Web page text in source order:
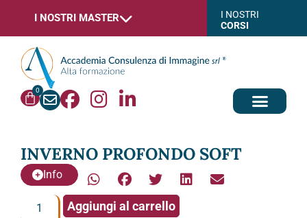
I NOSTRI MASTER
I NOSTRI
CORSI
0
INVERNO PROFONDO SOFT
Info
Aggiungi al carrello